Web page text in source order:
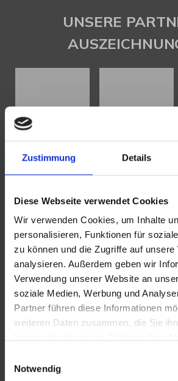
Zustimmung Details
Diese Webseite verwendet Cookies
Wir verwenden Cookies, um Inhalte
personalisieren, Funktionen für
zu können und die Zugriffe auf unsere
analysieren. Außerdem geben wir
Verwendung unserer Website an
soziale Medien, Werbung und
Partner führen diese Informationen
weiteren Daten zusammen, die Sie
Notwendig
UNSERE
KONTAKT
Lünendonk Immobilien GmbH &